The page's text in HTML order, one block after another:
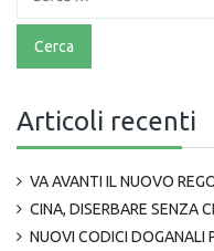
Articoli recenti
VA AVANTI IL NUOVO
CINA, DISERBARE SENZA
NUOVI CODICI DOGANALI